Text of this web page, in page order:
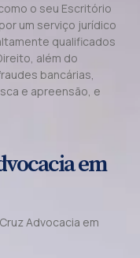
o seu Escritório
um serviço jurídico
qualificados
além do
bancárias,
e apreensão, e
em
Advocacia em